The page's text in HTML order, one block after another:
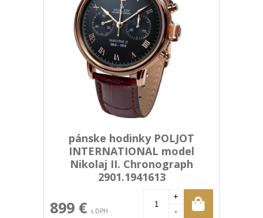
pánske hodinky POLJOT
INTERNATIONAL model
Nikolaj II. Chronograph
2901.1941613
899 € s DPH
+
-